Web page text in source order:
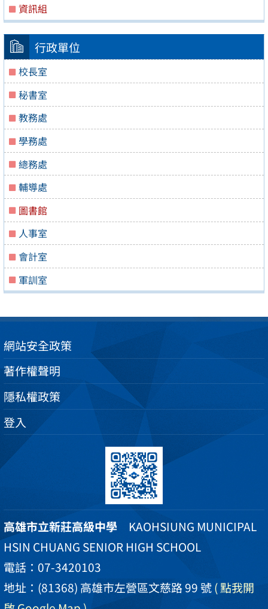
資訊組
行政單位
校長室
秘書室
教務處
學務處
總務處
輔導處
圖書館
人事室
會計室
軍訓室
網站安全政策
著作權聲明
隱私權政策
登入
高雄市立新莊高級中學 KAOHSIUNG MUNICIPAL
HSIN CHUANG SENIOR HIGH SCHOOL
電話：07-3420103
地址：(81368) 高雄市左營區文慈路 99 號( 點我開